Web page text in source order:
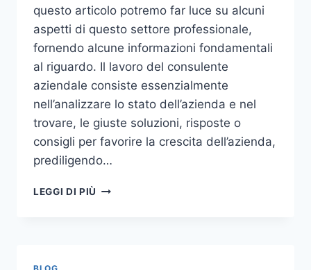
questo articolo potremo far luce su alcuni
aspetti di questo settore professionale,
fornendo alcune informazioni fondamentali
al riguardo. Il lavoro del consulente
aziendale consiste essenzialmente
nell’analizzare lo stato dell’azienda e nel
trovare, le giuste soluzioni, risposte o
consigli per favorire la crescita dell’azienda,
prediligendo…
LEGGI DI PIÙ IL